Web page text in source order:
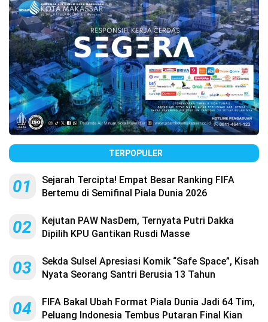
TERPOPULER
01
Sejarah Tercipta! Empat Besar Ranking FIFA
Bertemu di Semifinal Piala Dunia 2026
02
Kejutan PAW NasDem, Ternyata Putri Dakka
Dipilih KPU Gantikan Rusdi Masse
03
Sekda Sulsel Apresiasi Komik “Safe Space”, Kisah
Nyata Seorang Santri Berusia 13 Tahun
04
FIFA Bakal Ubah Format Piala Dunia Jadi 64 Tim,
Peluang Indonesia Tembus Putaran Final Kian